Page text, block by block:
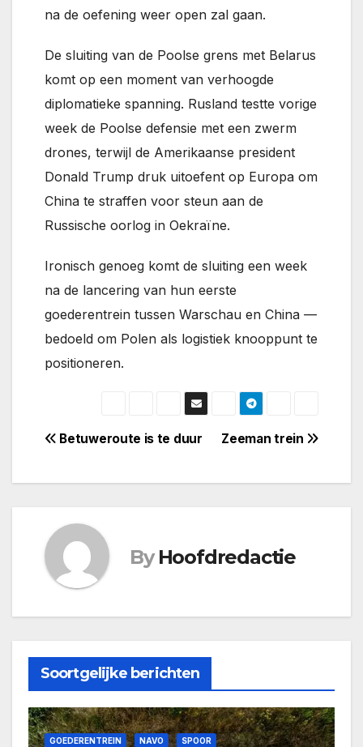
na de oefening weer open zal gaan.
De sluiting van de Poolse grens met Belarus
komt op een moment van verhoogde
diplomatieke spanning. Rusland testte vorige
week de Poolse defensie met een zwerm
drones, terwijl de Amerikaanse president
Donald Trump druk uitoefent op Europa om
China te straffen voor steun aan de
Russische oorlog in Oekraïne.
Ironisch genoeg komt de sluiting een week
na de lancering van hun eerste
goederentrein tussen Warschau en China —
bedoeld om Polen als logistiek knooppunt te
positioneren.
Bericht
navigatie
Zeeman trein
Betuweroute is te duur
By Hoofdredactie
Soortgelijke berichten
GOEDERENTREIN NAVO SPOOR